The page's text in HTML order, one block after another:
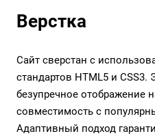
Верстка
Сайт сверстан с
стандартов HTML5 и CSS3.
безупречное отображение
совместимость с
Адаптивный подход